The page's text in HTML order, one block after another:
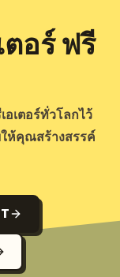
ตอร์ ฟรี
เตอร์ทั่วโลกไว้
ห้คุณสร้างสรรค์